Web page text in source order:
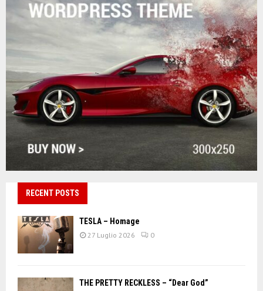
RECENT POSTS
TESLA – Homage
27 Luglio 2026 0
THE PRETTY RECKLESS – “Dear God”